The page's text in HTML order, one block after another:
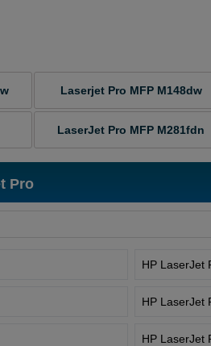
Laserjet Pro MFP M148dw
LaserJet Pro MFP M281fdn
Pro
HP LaserJet
HP LaserJet
HP LaserJet